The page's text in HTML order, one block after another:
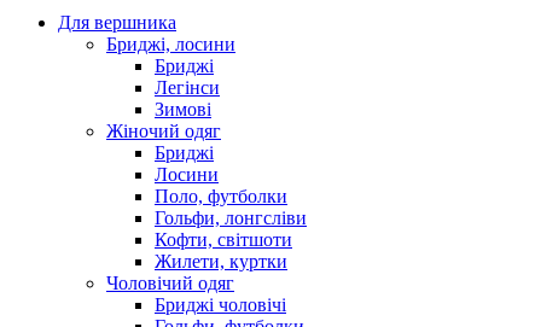
Для вершника
Бриджі, лосини
Бриджі
Легінси
Зимові
Жіночий одяг
Бриджі
Лосини
Поло, футболки
Гольфи, лонгсліви
Кофти, світшоти
Жилети, куртки
Чоловічий одяг
Бриджі чоловічі